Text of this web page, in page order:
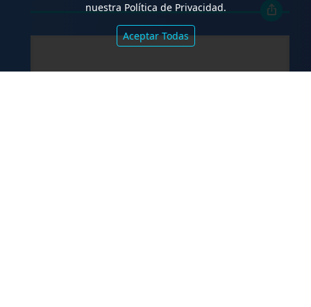
nuestra Política de Privacidad.
Aceptar Todas